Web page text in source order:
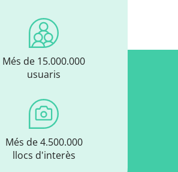
Més de 15.000.000
usuaris
Més de 4.500.000
llocs d'interès